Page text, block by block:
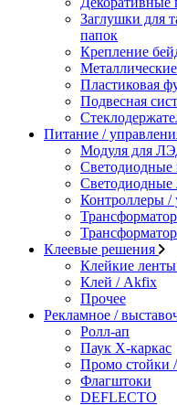
Заглушки для
папок
Крепление
Пластиковая
Подвесная
Питание /
Модуля для
Светодиодные
Светодиодные
Контроллеры /
Клеевые решения
Клейкие
Клей / Akfix
Прочее
Рекламное /
Ролл-ап
Паук X-каркас
Промо стойки
Флагштоки
DEFLECTO